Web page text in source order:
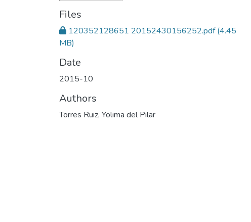
Files
120352128651 20152430156252.pdf(4.45
MB)
Date
2015-10
Authors
Torres Ruiz, Yolima del Pilar